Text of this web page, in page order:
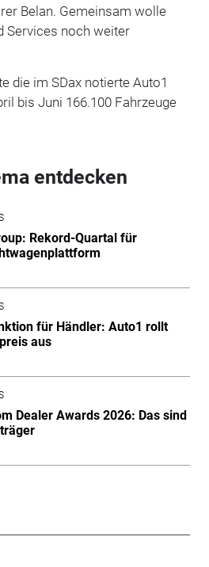
Belan. Gemeinsam wolle
Services noch weiter
die im SDax notierte Auto1
bis Juni 166.100 Fahrzeuge
entdecken
Rekord-Quartal für
für Händler: Auto1 rollt
aus
Dealer Awards 2026: Das sind